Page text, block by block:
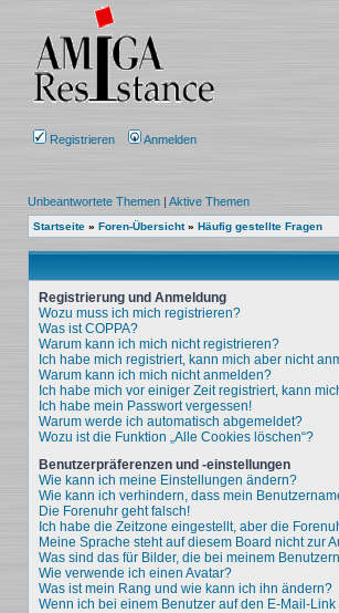
Registrieren Anmelden
Unbeantwortete Themen | Aktive Themen
Startseite » Foren-Übersicht» Häufig gestellte Fragen
Registrierung und Anmeldung
Wozu muss ich mich registrieren?
Was ist COPPA?
Warum kann ich mich nicht registrieren?
Ich habe mich registriert, kann mich aber nicht
Warum kann ich mich nicht anmelden?
Ich habe mich vor einiger Zeit registriert, kann
Ich habe mein Passwort vergessen!
Warum werde ich automatisch abgemeldet?
Wozu ist die Funktion „Alle Cookies löschen“?
Benutzerpräferenzen und -einstellungen
Wie kann ich meine Einstellungen ändern?
Wie kann ich verhindern, dass mein
Die Forenuhr geht falsch!
Ich habe die Zeitzone eingestellt, aber die
Meine Sprache steht auf diesem Board nicht zur
Was sind das für Bilder, die bei meinem
Wie verwende ich einen Avatar?
Was ist mein Rang und wie kann ich ihn ändern?
Wenn ich bei einem Benutzer auf den E-Mail-